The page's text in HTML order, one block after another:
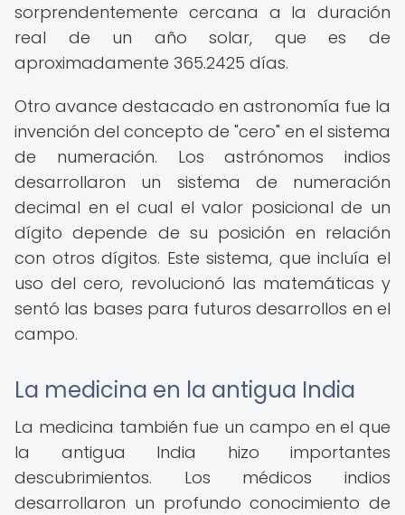
sorprendentemente cercana a la duración
real de un año solar, que es de
aproximadamente 365.2425 días.
Otro avance destacado en astronomía fue la
invención del concepto de "cero" en el sistema
de numeración. Los astrónomos indios
desarrollaron un sistema de numeración
decimal en el cual el valor posicional de un
dígito depende de su posición en relación
con otros dígitos. Este sistema, que incluía el
uso del cero, revolucionó las matemáticas y
sentó las bases para futuros desarrollos en el
campo.
La medicina en la antigua India
La medicina también fue un campo en el que
la antigua India hizo importantes
descubrimientos. Los médicos indios
desarrollaron un profundo conocimiento de